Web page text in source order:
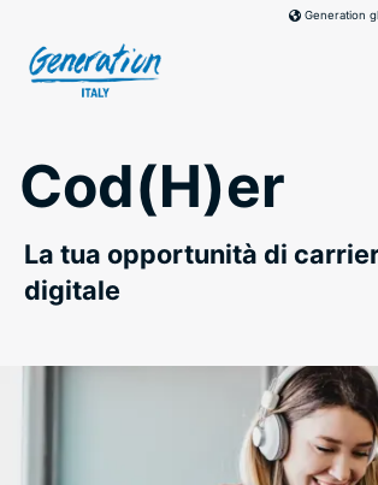
content
Generation
Cod(H)er
La tua opportunità di
digitale